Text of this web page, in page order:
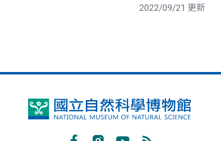
2022/09/21 更新
國